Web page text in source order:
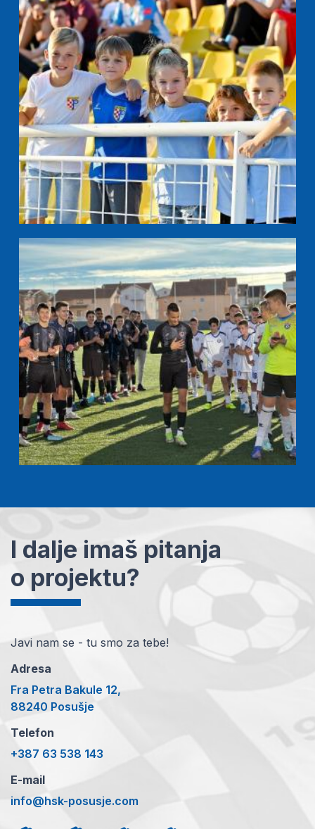
I dalje imaš pitanja
o projektu?
Javi nam se - tu smo za tebe!
Adresa
Fra Petra Bakule 12,
88240 Posušje
Telefon
+387 63 538 143
E-mail
info@hsk-posusje.com